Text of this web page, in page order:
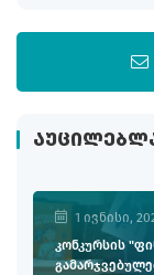
1 ივნისი,
კონკურსის